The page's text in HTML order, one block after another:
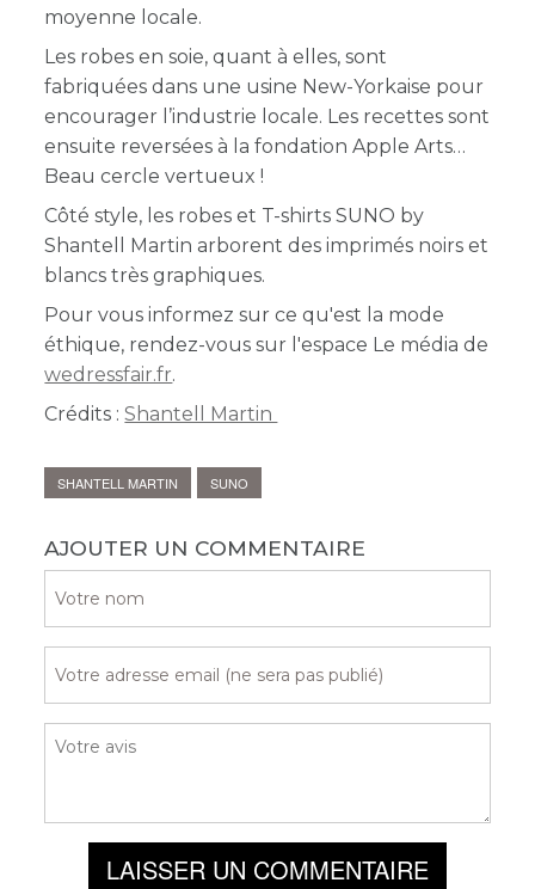
moyenne locale.
Les robes en soie, quant à elles, sont
fabriquées dans une usine New-Yorkaise pour
encourager l’industrie locale. Les recettes sont
ensuite reversées à la fondation Apple Arts
Beau cercle vertueux !
Côté style, les robes et T-shirts SUNO by
Shantell Martin arborent des imprimés noirs et
blancs très graphiques.
Pour vous informez sur ce qu'est la mode
éthique, rendez-vous sur l'espace Le média de
wedressfair.fr.
Crédits :Shantell Martin
SHANTELL MARTIN SUNO
AJOUTER UN COMMENTAIRE
LAISSER UN COMMENTAIRE